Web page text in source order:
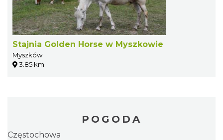
Stajnia Golden Horse w Myszkowie
Myszków
3.85 km
POGODA
Częstochowa